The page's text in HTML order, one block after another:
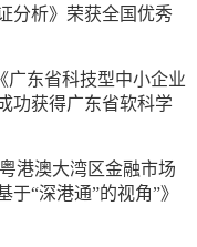
分析》荣获全国优秀
广东省科技型中小企业
功获得广东省软科学
港澳大湾区金融市场
“深港通”的视角”》